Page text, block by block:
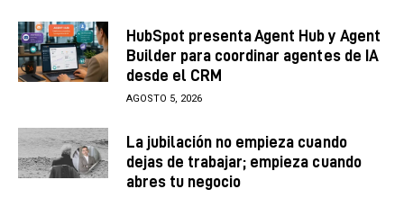
HubSpot presenta Agent Hub y Agent
Builder para coordinar agentes de IA
desde el CRM
AGOSTO 5, 2026
La jubilación no empieza cuando
dejas de trabajar; empieza cuando
abres tu negocio